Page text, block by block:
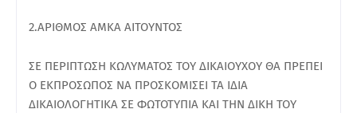
2.ΑΡΙΘΜΟΣ ΑΜΚΑ ΑΙΤΟΥΝΤΟΣ
ΣΕ ΠΕΡΙΠΤΩΣΗ ΚΩΛΥΜΑΤΟΣ ΤΟΥ ΔΙΚΑΙΟΥΧΟΥ ΘΑ ΠΡΕΠΕΙ
Ο ΕΚΠΡΟΣΩΠΟΣ ΝΑ ΠΡΟΣΚΟΜΙΣΕΙ ΤΑ ΙΔΙΑ
ΔΙΚΑΙΟΛΟΓΗΤΙΚΑ ΣΕ ΦΩΤΟΤΥΠΙΑ ΚΑΙ ΤΗΝ ΔΙΚΗ ΤΟΥ